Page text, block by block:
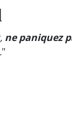
ne paniquez
"